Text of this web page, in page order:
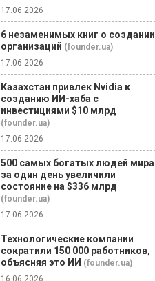
17.06.2026
6 незаменимых книг о создании
организаций (founder.ua)
17.06.2026
Казахстан привлек Nvidia к
созданию ИИ-хаба с
инвестициями $10 млрд
(founder.ua)
17.06.2026
500 самых богатых людей мира
за один день увеличили
состояние на $336 млрд
(founder.ua)
17.06.2026
Технологические компании
сократили 150 000 работников,
объясняя это ИИ (founder.ua)
16.06.2026